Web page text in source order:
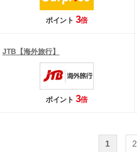
ポイント 3倍
JTB【海外旅行】
ポイント 3倍
1 2